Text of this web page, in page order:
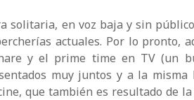
solitaria, en voz baja y sin
actuales. Por lo pronto,
y el prime time en TV (un
muy juntos y a la misma
que también es resultado de